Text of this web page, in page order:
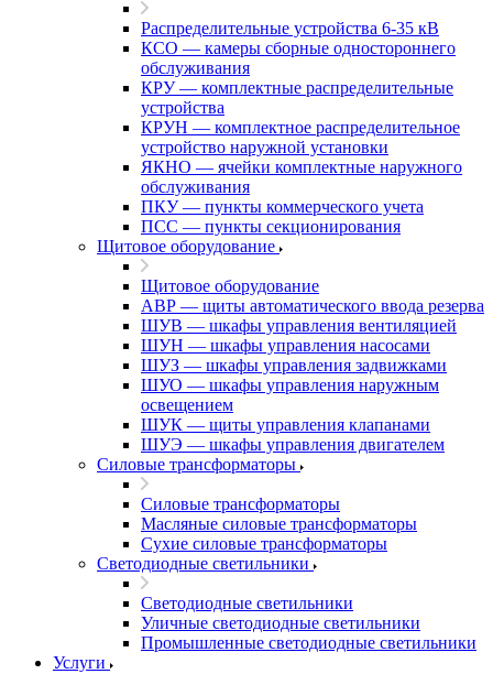
Распределительные устройства 6-35 кВ
КСО — камеры сборные одностороннего
обслуживания
КРУ — комплектные распределительные
устройства
КРУН — комплектное распределительное
устройство наружной установки
ЯКНО — ячейки комплектные наружного
обслуживания
ПКУ — пункты коммерческого учета
ПСС — пункты секционирования
Щитовое оборудование
Щитовое оборудование
АВР — щиты автоматического ввода резерва
ШУВ — шкафы управления вентиляцией
ШУН — шкафы управления насосами
ШУЗ — шкафы управления задвижками
ШУО — шкафы управления наружным
освещением
ШУК — щиты управления клапанами
ШУЭ — шкафы управления двигателем
Силовые трансформаторы
Силовые трансформаторы
Масляные силовые трансформаторы
Сухие силовые трансформаторы
Светодиодные светильники
Светодиодные светильники
Уличные светодиодные светильники
Промышленные светодиодные светильники
Услуги